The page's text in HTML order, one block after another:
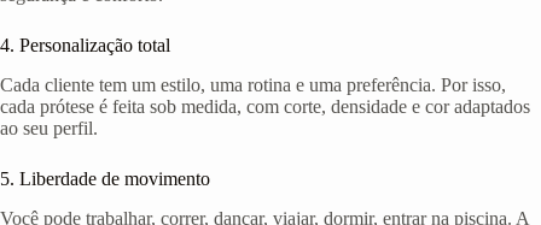
4. Personalização total
Cada cliente tem um estilo, uma rotina e uma preferência. Por isso,
cada prótese é feita sob medida, com corte, densidade e cor adaptados
ao seu perfil.
5. Liberdade de movimento
Você pode trabalhar, correr, dançar, viajar, dormir, entrar na piscina. A